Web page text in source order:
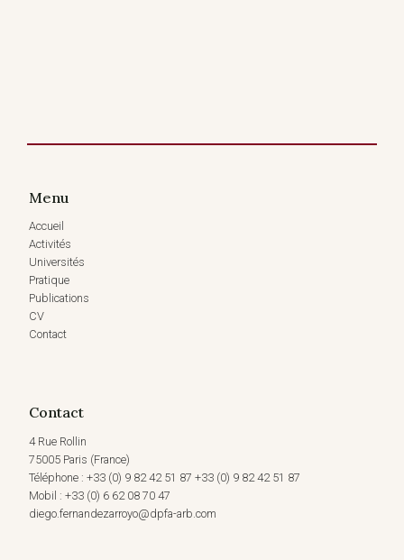
Menu
Accueil
Activités
Universités
Pratique
Publications
CV
Contact
Contact
4 Rue Rollin
75005 Paris (France)
Téléphone : +33 (0) 9 82 42 51 87 +33 (0) 9 82 42 51 87
Mobil : +33 (0) 6 62 08 70 47
diego.fernandezarroyo@dpfa-arb.com